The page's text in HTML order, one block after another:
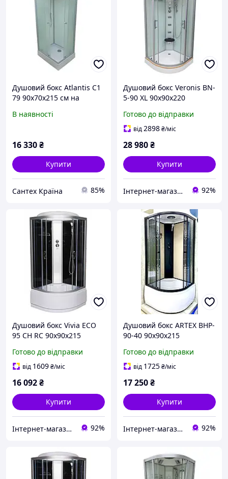
Душовий бокс Atlantis C1
79 90х70х215 см на
матове скло розсувні
В наявності
16 330₴
Купити
Сантех Країна 85%
Душовий бокс Veronis BN-
5-90 XL 90х90х220
Готово до відправки
від2898₴/міс
28 980₴
Купити
Інтернет-магазин дверей, сантехніки та меблів «Хутко» 92%
Душовий бокс Vivia ECO
95 CH RC 90х90х215
Готово до відправки
від 1609₴/міс
16 092₴
Купити
Інтернет-магазин дверей, сантехніки та меблів «Хутко» 92%
Душовий бокс ARTEX BHP-
90-40 90х90х215
Готово до відправки
від 1725₴/міс
17 250₴
Купити
Інтернет-магазин дверей, сантехніки та меблів «Хутко» 92%